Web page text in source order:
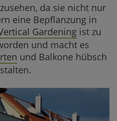
da sie nicht nur
eine Bepflanzung in
Gardening ist zu
und macht es
und Balkone hübsch